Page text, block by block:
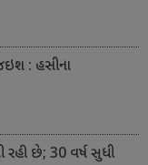
: હસીના
રહી છે; 30 વર્ષ સુધી